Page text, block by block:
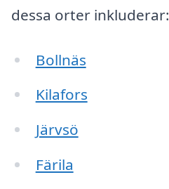
dessa orter inkluderar:
Bollnäs
Kilafors
Järvsö
Färila